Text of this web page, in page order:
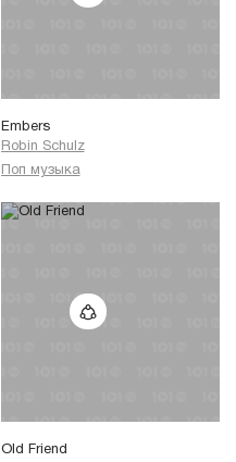
Embers
Robin Schulz
Поп музыка
Old Friend